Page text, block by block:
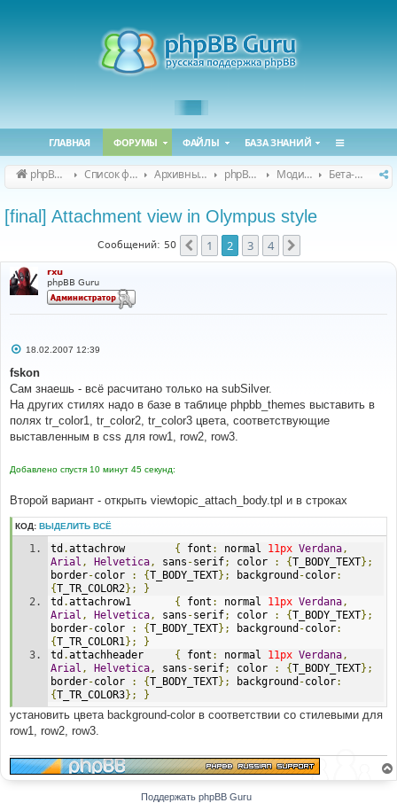
ГЛАВНАЯ ФОРУМЫ ФАЙЛЫ БАЗА ЗНАНИЙ
phpBB Guru Список форумов Архивные форумы phpBB 2.0.x (архив) Модификация phpBB 2.0.x Бета-версии модов для phpBB 2.0.x
[final] Attachment view in Olympus style
Сообщений: 50 Пред.
1 2 3 4
rxu
phpBB Guru
С
о
б
щ
е
н
и
е
18.02.2007 12:39
fskon
Сам знаешь - всё расчитано только на subSilver.
На других стилях надо в базе в таблице phpbb_themes выставить в
полях tr_color1, tr_color2, tr_color3 цвета, соответствующие
выставленным в css для row1, row2, row3.
Добавлено спустя 10 минут 45 секунд:
Второй вариант - открыть viewtopic_attach_body.tpl и в строках
КОД: ВЫДЕЛИТЬ ВСЁ
td . attachrow { font : normal 11px Verdana,
Arial , Helvetica, sans -serif; color : {T_BODY_TEXT};
border-color : {T_BODY_TEXT}; background -color:
{T_TR_COLOR2};
}
td . { font : normal 11px Verdana,
Arial , Helvetica, sans -serif; color : {T_BODY_TEXT};
border-color : {T_BODY_TEXT}; background -color:
{T_TR_COLOR1};
}
td .attachheader { font : normal 11px Verdana,
Arial , Helvetica, sans -serif; color : {T_BODY_TEXT};
border-color : {T_BODY_TEXT}; background -color:
{T_TR_COLOR3}; }
установить цвета background-color в соответствии со стилевыми для
row1, row2, row3.
Поддержать phpBB Guru